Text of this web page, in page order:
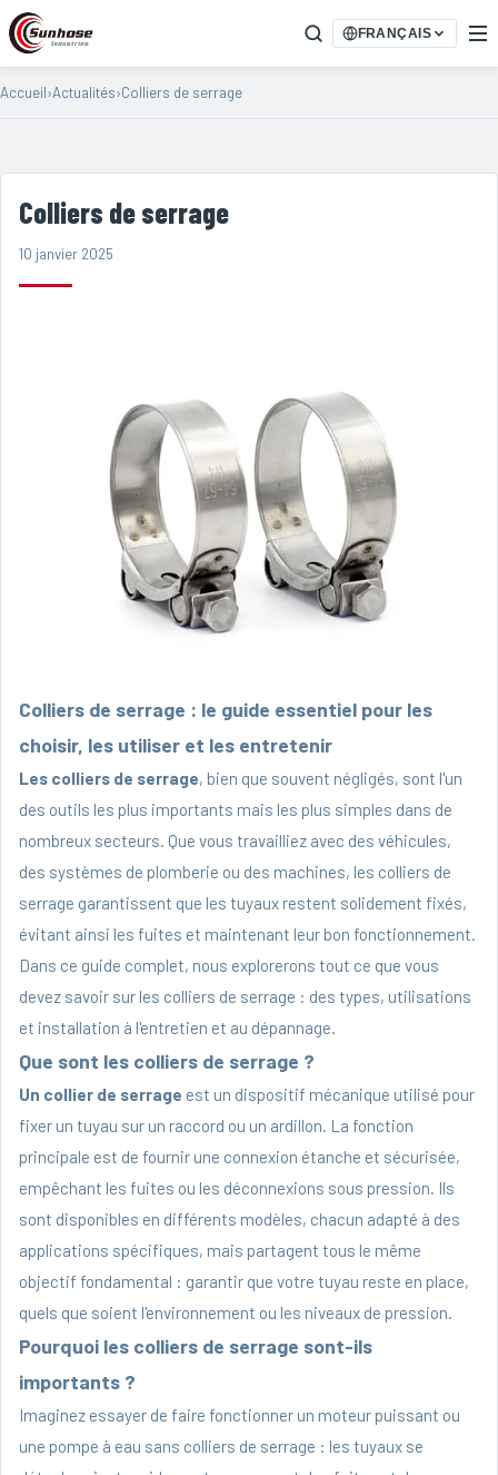
FRANÇAIS
Accueil›Actualités›Colliers de serrage
Colliers de serrage
10 janvier 2025
Colliers de serrage : le guide essentiel pour les
choisir, les utiliser et les entretenir
Les colliers de serrage, bien que souvent négligés, sont l'un
des outils les plus importants mais les plus simples dans de
nombreux secteurs. Que vous travailliez avec des véhicules,
des systèmes de plomberie ou des machines, les colliers de
serrage garantissent que les tuyaux restent solidement fixés,
évitant ainsi les fuites et maintenant leur bon fonctionnement.
Dans ce guide complet, nous explorerons tout ce que vous
devez savoir sur les colliers de serrage : des types, utilisations
et installation à l'entretien et au dépannage.
Que sont les colliers de serrage ?
Un collier de serrage est un dispositif mécanique utilisé pour
fixer un tuyau sur un raccord ou un ardillon. La fonction
principale est de fournir une connexion étanche et sécurisée,
empêchant les fuites ou les déconnexions sous pression. Ils
sont disponibles en différents modèles, chacun adapté à des
applications spécifiques, mais partagent tous le même
objectif fondamental : garantir que votre tuyau reste en place,
quels que soient l'environnement ou les niveaux de pression.
Pourquoi les colliers de serrage sont-ils
importants ?
Imaginez essayer de faire fonctionner un moteur puissant ou
une pompe à eau sans colliers de serrage : les tuyaux se